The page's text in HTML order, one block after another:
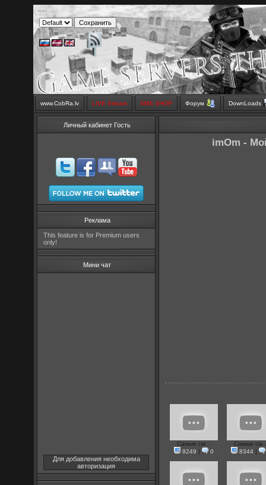
www.CobRa.lv LIVE Stream SMS SHOP Форум DownLoads
Личный кабинет Гость
Реклама
This feature is for Premium users
only!
Мини чат
Для добавления необходима
авторизация
imOm -
Самые см...
9249 | 0
Самые
8344|